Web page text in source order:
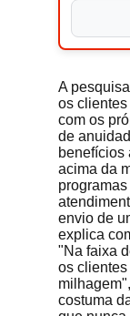
A
os
com os
de
benefícios
acima da
envio de
explica
"Na faixa
os
costuma